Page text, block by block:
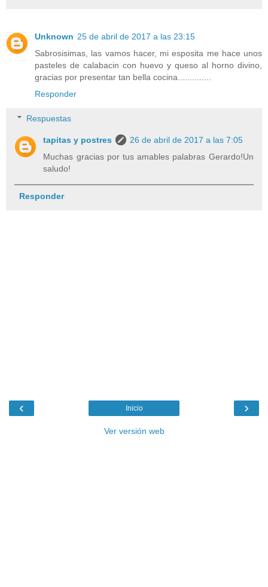
Unknown 25 de abril de 2017 a las 23:15
Sabrosisimas, las vamos hacer, mi esposita me hace unos
pasteles de calabacin con huevo y queso al horno divino,
gracias por presentar tan bella cocina..............
Responder
Respuestas
tapitas y postres
26 de abril de 2017 a las 7:05
Muchas gracias por tus amables palabras Gerardo!Un
saludo!
Responder
‹ ›
Inicio
Ver versión web